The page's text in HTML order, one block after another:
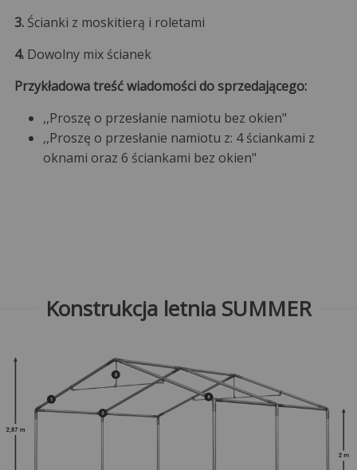
3.Ścianki z moskitierą i roletami
4.Dowolny mix ścianek
Przykładowa treść wiadomości do sprzedającego:
,,Proszę o przesłanie namiotu bez okien"
,,Proszę o przesłanie namiotu z: 4 ściankami z
oknami oraz 6 ściankami bez okien"
Konstrukcja letnia SUMMER